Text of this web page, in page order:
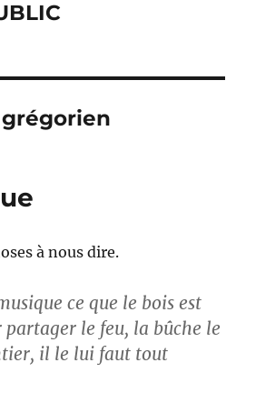
grégorien
à nous dire.
ce que le bois est
partager le feu, la bûche le
il le lui faut tout